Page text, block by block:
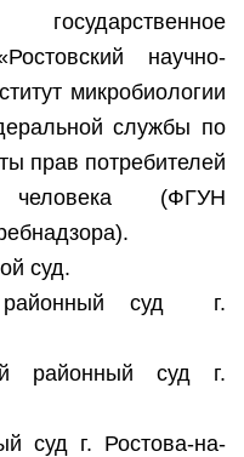
государственное
научно-
микробиологии
службы по
прав потребителей
(ФГУН
суд.
районный суд г.
районный суд г.
суд г. Ростова-на-